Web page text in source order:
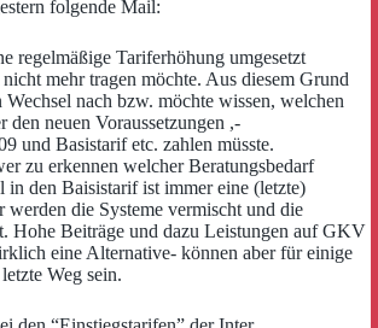
folgende Mail:
regelmäßige Tariferhöhung umgesetzt
mehr tragen möchte. Aus diesem Grund
Wechsel nach bzw. möchte wissen, welchen
den neuen Voraussetzungen ,-
und Basistarif etc. zahlen müsste.
zu erkennen welcher Beratungsbedarf
in den Baisistarif ist immer eine (letzte)
werden die Systeme vermischt und die
Hohe Beiträge und dazu Leistungen auf GKV
eine Alternative- können aber für einige
Weg sein.